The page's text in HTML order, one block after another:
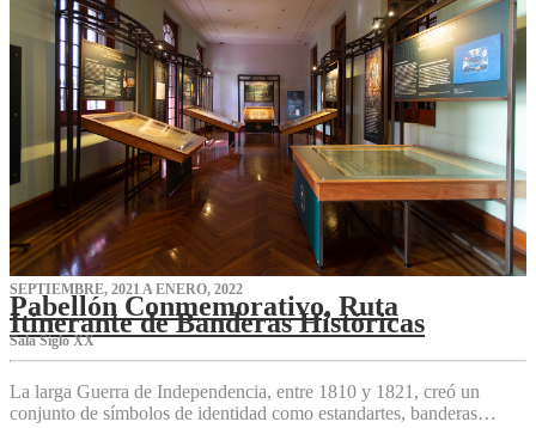
SEPTIEMBRE, 2021 A ENERO, 2022
Pabellón Conmemorativo, Ruta
Itinerante de Banderas Históricas
Sala Siglo XX
La larga Guerra de Independencia, entre 1810 y 1821, creó un
conjunto de símbolos de identidad como estandartes, banderas…